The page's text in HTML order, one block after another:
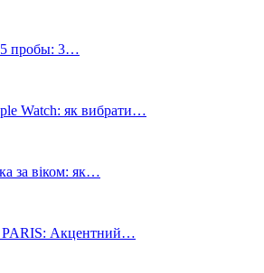
пробы: 3…
Watch: як вибрати…
за віком: як…
PARIS: Акцентний…